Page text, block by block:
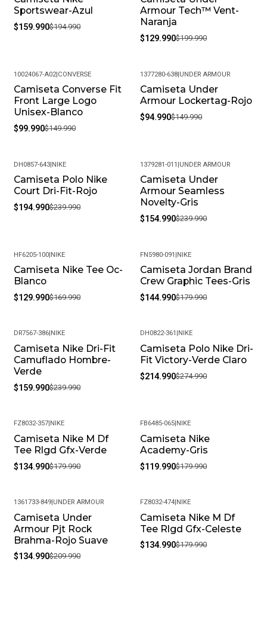
limpiarlos con un paño húmedo y evitar el uso de
productos químicos fuertes. Almacénalos en un lugar
fresco y seco cuando no los estés usando.
Sportswear-Azul
$159.990$194.990
Armour Tech™ Vent-
Naranja
$129.990$199.990
-33%
10024067-A02|CONVERSE
Camiseta Converse Fit
Front Large Logo
Unisex-Blanco
$99.990$149.990
-37%
1377280-638|UNDER ARMOUR
Camiseta Under
Armour Lockertag-Rojo
$94.990$149.990
-19%
DH0857-643|NIKE
Camiseta Polo Nike
Court Dri-Fit-Rojo
$194.990$239.990
-35%
1379281-011 |UNDER ARMOUR
Camiseta Under
Armour Seamless
Novelty-Gris
$154.990$239.990
-24%
HF6205-100|NIKE
Camiseta Nike Tee Oc-
Blanco
$129.990$169.990
-19%
FN5980-091 |NIKE
Camiseta Jordan Brand
Crew Graphic Tees-Gris
$144.990$179.990
-33%
DR7567-386| NIKE
Camiseta Nike Dri-Fit
Camuflado Hombre-
Verde
$159.990$239.990
-22%
DH0822-361 NIKE
Camiseta Polo Nike Dri-
Fit Victory-Verde Claro
$214.990$274.990
-25%
FZ8032-357| NIKE
Camiseta Nike M Df
Tee Rlgd Gfx-Verde
$134.990$179.990
-33%
FB6485-065 NIKE
Camiseta Nike
Academy-Gris
$119.990$179.990
-36%
1361733-849| UNDER ARMOUR
Camiseta Under
Armour Pjt Rock
Brahma-Rojo Suave
$134.990$209.990
-25%
FZ8032-474 NIKE
Camiseta Nike M Df
Tee Rlgd Gfx-Celeste
$134.990$179.990